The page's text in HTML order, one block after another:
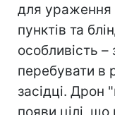
для ураження
пунктів та
особливість –
перебувати в
засідці. Дрон